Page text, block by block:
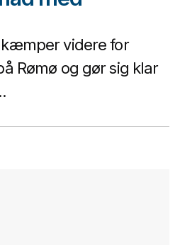
videre for
Rømø og gør sig klar